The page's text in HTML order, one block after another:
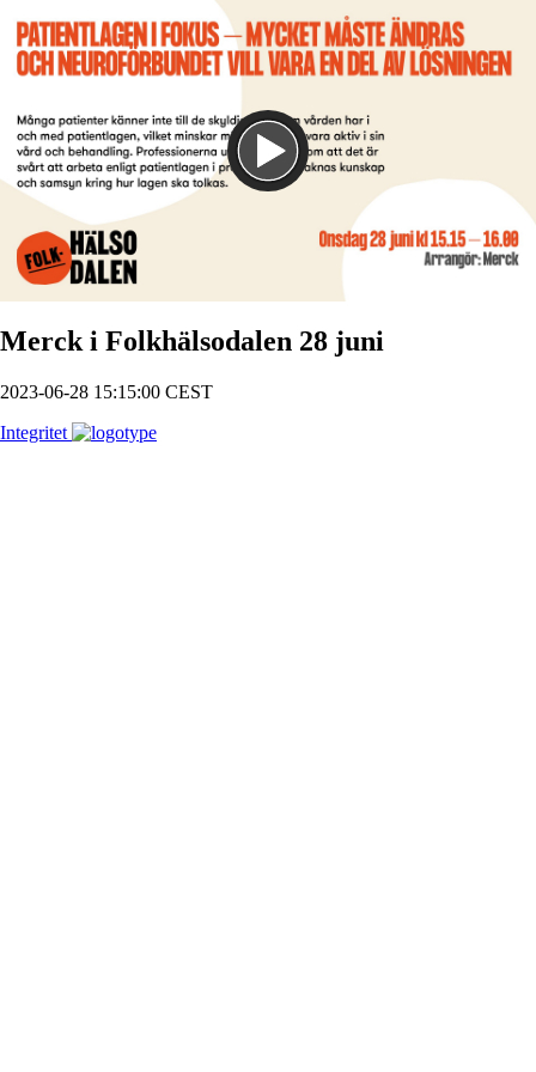
Spela
Merck i Folkhälsodalen 28 juni
2023-06-28 15:15:00 CEST
Integritet